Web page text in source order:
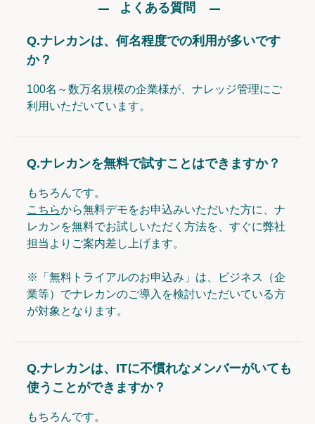
よくある質問
Q.ナレカンは、何名程度での利用が多いです
か？
100名～数万名規模の企業様が、ナレッジ管理にご
利用いただいています。
Q.ナレカンを無料で試すことはできますか？
もちろんです。
こちらから無料デモをお申込みいただいた方に、ナ
レカンを無料でお試しいただく方法を、すぐに弊社
担当よりご案内差し上げます。
※「無料トライアルのお申込み」は、ビジネス（企
業等）でナレカンのご導入を検討いただいている方
が対象となります。
Q.ナレカンは、ITに不慣れなメンバーがいても
使うことができますか？
もちろんです。